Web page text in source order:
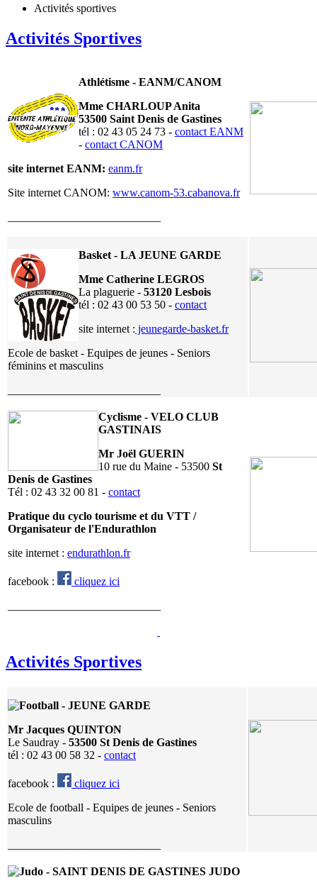
Activités sportives
Activités Sportives
Athlétisme - EANM/CANOM
Mme CHARLOUP Anita
53500 Saint Denis de Gastines
tél : 02 43 05 24 73 - contact EANM
- contact CANOM
site internet EANM: eanm.fr
Site internet CANOM: www.canom-53.cabanova.fr
Basket - LA JEUNE GARDE
Mme Catherine LEGROS
La plaguerie - 53120 Lesbois
tél : 02 43 00 53 50 - contact
site internet : jeunegarde-basket.fr
Ecole de basket - Equipes de jeunes - Seniors
féminins et masculins
Cyclisme - VELO CLUB
GASTINAIS
Mr Joël GUERIN
10 rue du Maine - 53500 St
Denis de Gastines
Tél : 02 43 32 00 81 - contact
Pratique du cyclo tourisme et du VTT /
Organisateur de l'Endurathlon
site internet : endurathlon.fr
facebook :
cliquez ici
Activités Sportives
Football - JEUNE GARDE
Mr Jacques QUINTON
Le Saudray - 53500 St Denis de Gastines
tél : 02 43 00 58 32 - contact
facebook :
cliquez ici
Ecole de football - Equipes de jeunes - Seniors
masculins
Judo - SAINT DENIS DE GASTINES JUDO